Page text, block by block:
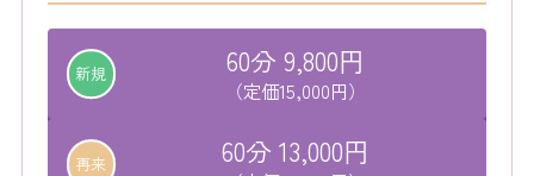
新規 60分 9,800円
（定価15,000円）
再来 60分 13,000円